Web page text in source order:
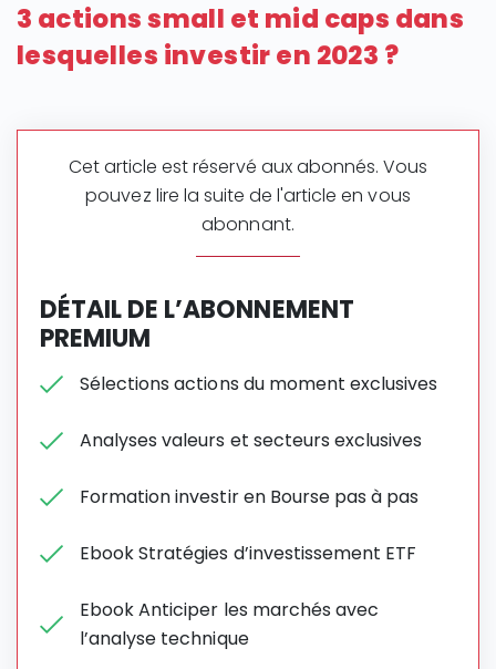
3 actions small et mid caps dans
lesquelles investir en 2023 ?
Cet article est réservé aux abonnés. Vous
pouvez lire la suite de l'article en vous
abonnant.
DÉTAIL DE L’ABONNEMENT
PREMIUM
Sélections actions du moment exclusives
Analyses valeurs et secteurs exclusives
Formation investir en Bourse pas à pas
Ebook Stratégies d’investissement ETF
Ebook Anticiper les marchés avec
l’analyse technique